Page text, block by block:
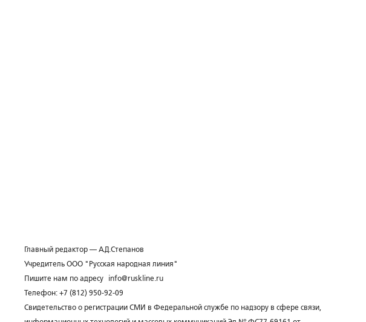
Главный редактор — А.Д.Степанов
Учредитель ООО "Русская народная линия"
Пишите нам по адресу
info@ruskline.ru
Телефон: +7 (812) 950-92-09
Свидетельство о регистрации СМИ в Федеральной службе по надзору в сфере связи,